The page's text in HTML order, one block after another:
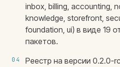
inbox, billing, accounting,
knowledge, storefront,
foundation, ui) в виде 19
пакетов.
04
Реестр на версии 0.2.0-